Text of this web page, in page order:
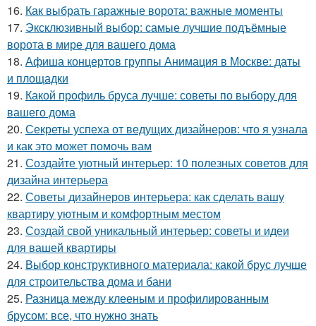
16. Как выбрать гаражные ворота: важные моменты
17. Эксклюзивный выбор: самые лучшие подъёмные
ворота в мире для вашего дома
18. Афиша концертов группы Анимация в Москве: даты
и площадки
19. Какой профиль бруса лучше: советы по выбору для
вашего дома
20. Секреты успеха от ведущих дизайнеров: что я узнала
и как это может помочь вам
21. Создайте уютный интерьер: 10 полезных советов для
дизайна интерьера
22. Советы дизайнеров интерьера: как сделать вашу
квартиру уютным и комфортным местом
23. Создай свой уникальный интерьер: советы и идеи
для вашей квартиры
24. Выбор конструктивного материала: какой брус лучше
для строительства дома и бани
25. Разница между клееным и профилированным
брусом: все, что нужно знать